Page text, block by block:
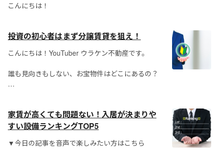
こんにちは！
投資の初心者はまず分譲賃貸を狙え！
こんにちは！YouTuber ウラケン不動産です。
誰も見向きもしない、お宝物件はどこにあるの？
家賃が高くても問題ない！入居が決まりや
すい設備ランキングTOP5
▼今日の記事を音声で楽しみたい方はこちら